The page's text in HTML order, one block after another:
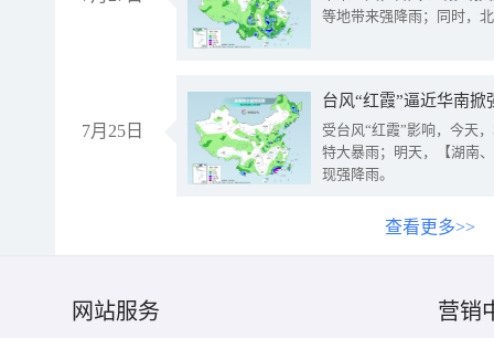
等地带来强降雨；同时，
7月25日
台风“红霞”逼近华南
受台风“红霞”影响，今天
特大暴雨；明天，【湖南
现强降雨。
查看更多>>
网站服务 营销